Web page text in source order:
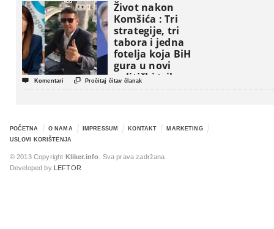
Život nakon
Komšića : Tri
strategije, tri
tabora i jedna
fotelja koja BiH
gura u novi
politički triler
 Komentari  Pročitaj čitav članak
POČETNA O NAMA IMPRESSUM KONTAKT
MARKETING
USLOVI KORIŠTENJA
© 2013 Copyright Kliker.info . Sva prava zadržana.
Developed by
LEFTOR